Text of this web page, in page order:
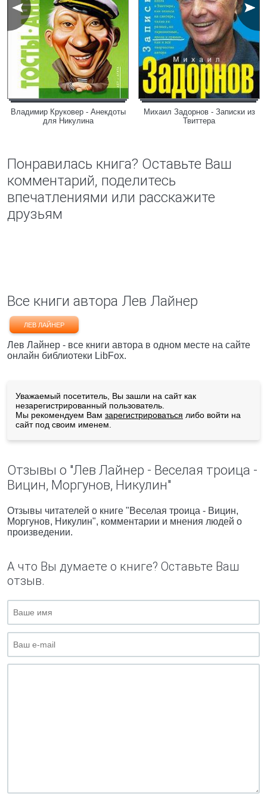
Владимир Круковер - Анекдоты
для Никулина
Михаил Задорнов - Записки из
Твиттера
Понравилась книга? Оставьте Ваш
комментарий, поделитесь
впечатлениями или расскажите
друзьям
Все книги автора Лев Лайнер
ЛЕВ ЛАЙНЕР
Лев Лайнер - все книги автора в одном месте на сайте
онлайн библиотеки LibFox.
Уважаемый посетитель, Вы зашли на сайт как
незарегистрированный пользователь.
Мы рекомендуем Вам зарегистрироваться либо войти на
сайт под своим именем.
Отзывы о "Лев Лайнер - Веселая троица -
Вицин, Моргунов, Никулин"
Отзывы читателей о книге "Веселая троица - Вицин,
Моргунов, Никулин", комментарии и мнения людей о
произведении.
А что Вы думаете о книге? Оставьте Ваш
отзыв.